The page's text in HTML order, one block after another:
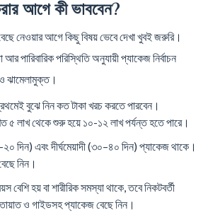
আগে কী ভাববেন?
নেওয়ার আগে কিছু বিষয় ভেবে দেখা খুবই জরুরি।
পারিবারিক পরিস্থিতি অনুযায়ী প্যাকেজ নির্বাচন
ঝামেলামুক্ত।
বুঝে নিন কত টাকা খরচ করতে পারবেন।
৫ লাখ থেকে শুরু হয়ে ১০-১২ লাখ পর্যন্ত হতে পারে।
দিন) এবং দীর্ঘমেয়াদী (৩০–৪০ দিন) প্যাকেজ থাকে।
নিন।
বেশি হয় বা শারীরিক সমস্যা থাকে, তবে নিকটবর্তী
ও গাইডসহ প্যাকেজ বেছে নিন।